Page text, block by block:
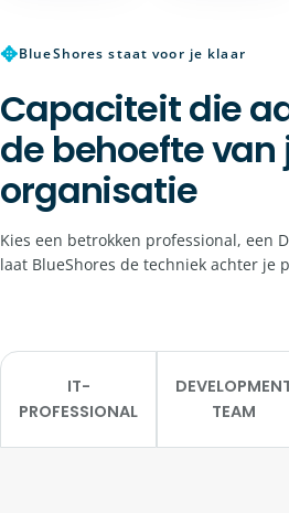
✥BlueShores staat voor je klaar
Capaciteit die
de behoefte van
organisatie
Kies een betrokken professional, een
laat BlueShores de techniek achter je
IT-
PROFESSIONAL
TEAM